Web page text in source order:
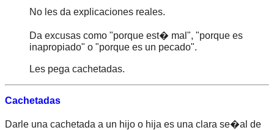
No les da explicaciones reales.
Da excusas como "porque est� mal", "porque es
inapropiado" o "porque es un pecado".
Les pega cachetadas.
Cachetadas
Darle una cachetada a un hijo o hija es una clara se�al de